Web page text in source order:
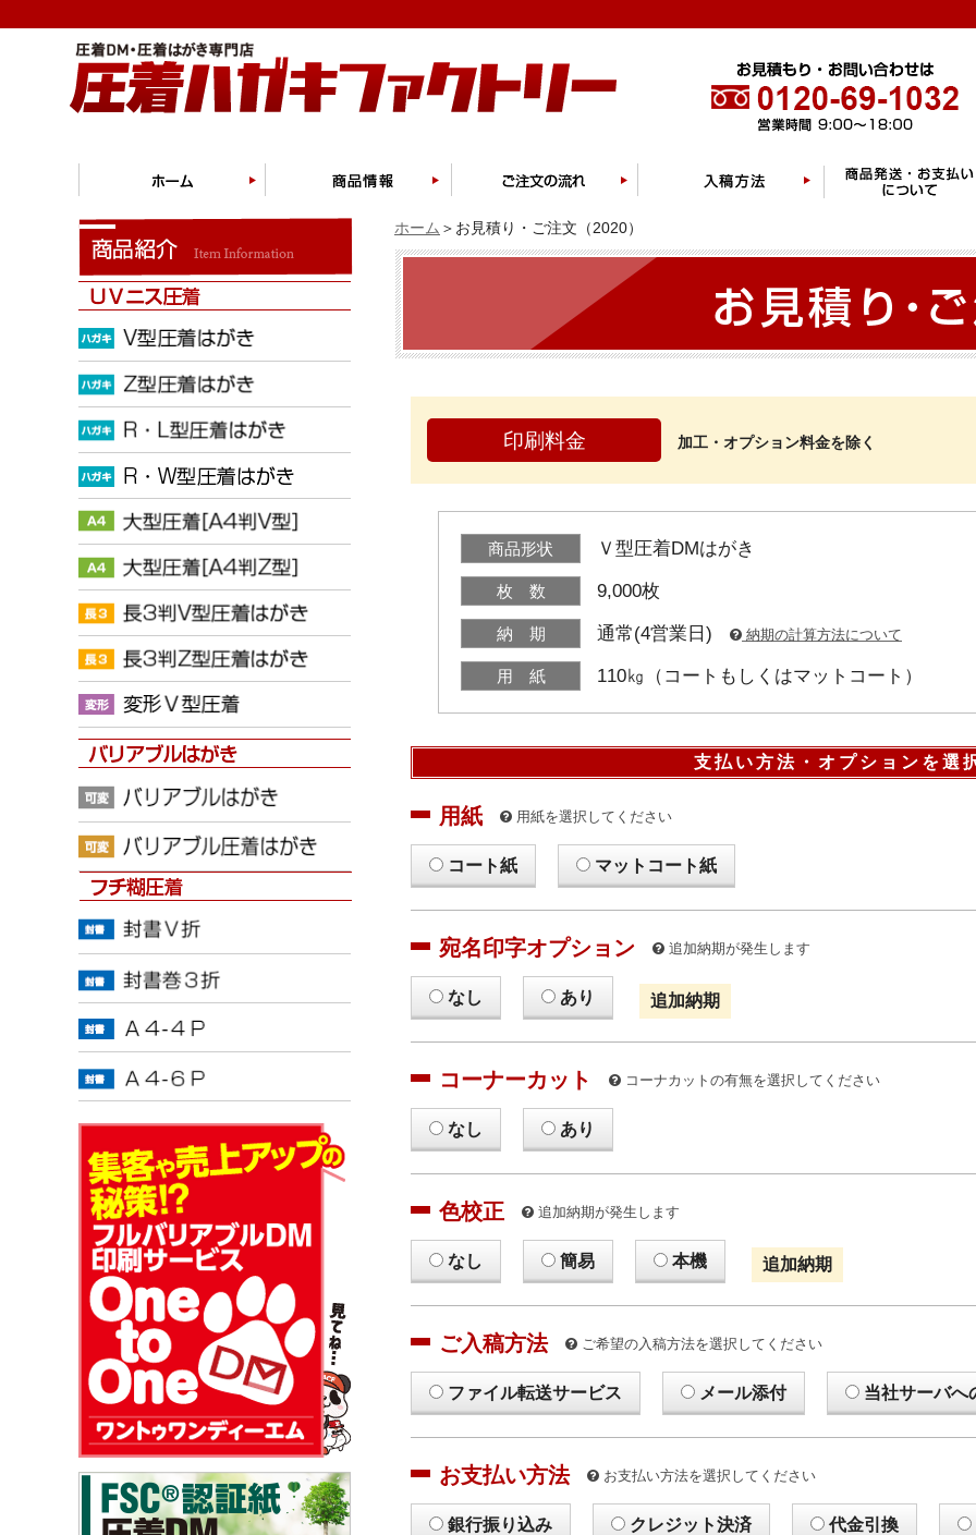
ホーム ＞お見積り・ご注文（2020）
印刷料金 加工・オプション料金を除く
商品形状 Ｖ型圧着DMはがき
枚 数 9,000枚
納 期 通常(4営業日) 納期の計算方法について
用 紙 110㎏（コートもしくはマットコート）
支払い方法・オプションを選
用紙 用紙を選択してください
コート紙 マットコート紙
宛名印字オプション 追加納期が発生します
なし あり 追加納期
コーナーカット コーナカットの有無を選択してください
なし あり
色校正 追加納期が発生します
なし 簡易 本機 追加納期
ご入稿方法 ご希望の入稿方法を選択してください
ファイル転送サービス メール添付 当社サーバへ
お支払い方法 お支払い方法を選択してください
銀行振り込み クレジット決済 代金引換